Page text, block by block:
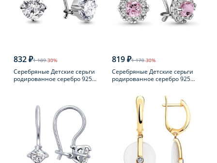
832 ₽1 189-30%
Серебряные Детские серьги
родированное серебро 925
819 ₽1 170-30%
Серебряные Детские серьги
родированное серебро 925